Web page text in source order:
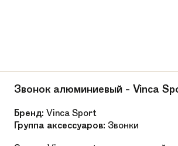
Звонок алюминиевый - Vinca
Бренд: Vinca Sport
Группа аксессуаров: Звонки